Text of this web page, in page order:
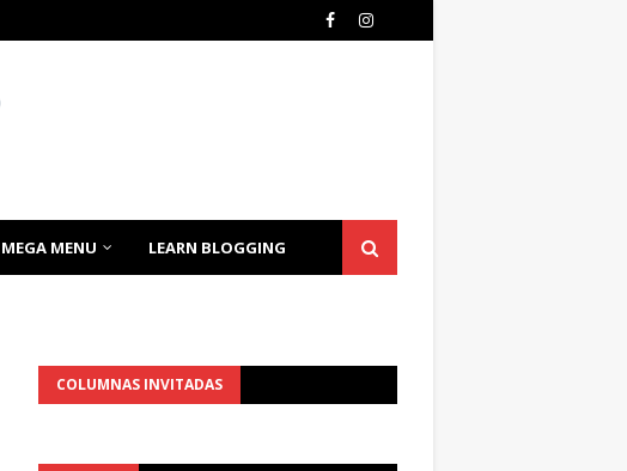
MEGA MENU LEARN BLOGGING
COLUMNAS INVITADAS